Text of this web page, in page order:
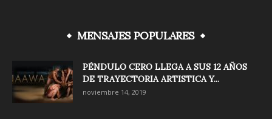
MENSAJES POPULARES
PÉNDULO CERO LLEGA A SUS 12 AÑOS
DE TRAYECTORIA ARTISTICA Y...
noviembre 14, 2019